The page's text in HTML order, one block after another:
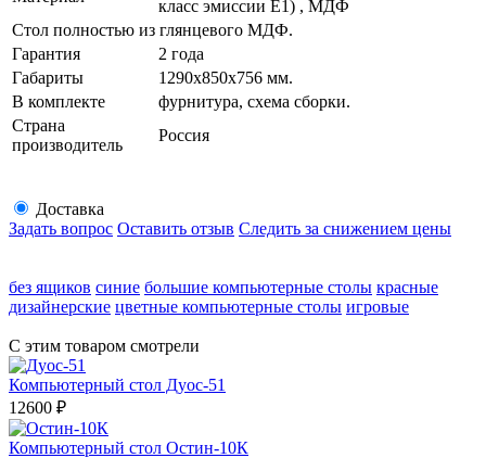
класс эмиссии E1) , МДФ
Стол полностью из глянцевого МДФ.
Гарантия
2 года
Габариты
1290х850х756 мм.
В комплекте
фурнитура, схема сборки.
Страна
производитель
Россия
Доставка
Задать вопрос Оставить отзыв Следить за снижением цены
без ящиков синие большие компьютерные столы красные
дизайнерские цветные компьютерные столы игровые
С этим товаром смотрели
Компьютерный стол Дуос-51
12600 ₽
Компьютерный стол Остин-10К